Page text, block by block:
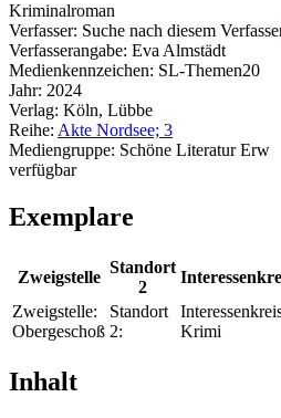
Kriminalroman
Verfasser: Suche nach diesem
Verfasserangabe: Eva Almstädt
Medienkennzeichen: SL-Themen20
Jahr: 2024
Verlag: Köln, Lübbe
Reihe: Akte Nordsee; 3
Mediengruppe: Schöne Literatur Erw
verfügbar
Exemplare
Zweigstelle
Standort
2
Zweigstelle:
Obergeschoß
Standort
2:
Krimi
Inhalt